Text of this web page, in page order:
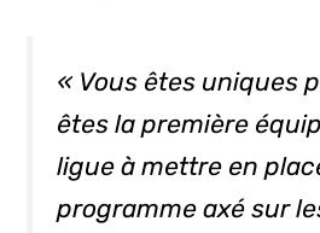
« Vous êtes uniques
êtes la première
ligue à mettre en
programme axé sur